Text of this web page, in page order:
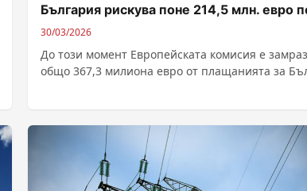
България рискува поне 214,5 млн. евро
30/03/2026
До този момент Европейската комисия е
общо 367,3 милиона евро от плащанията за